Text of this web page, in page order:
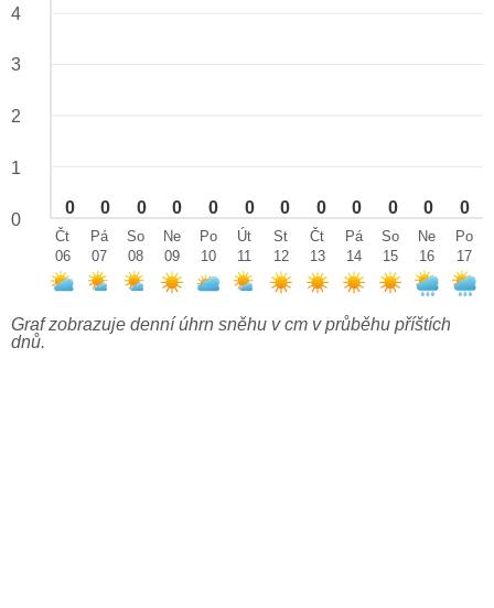
0 0 0 0 0 0 0 0 0 0 0 0
4
3
2
1
0
Čt
06
Pá
07
So
08
Ne
09
Po
10
Út
11
St
12
Čt
13
Pá
14
So
15
Ne
16
Po
17
Graf zobrazuje denní úhrn sněhu v cm v průběhu příštích
dnů.